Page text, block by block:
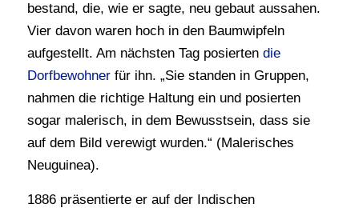
bestand, die, wie er sagte, neu gebaut aussahen.
Vier davon waren hoch in den Baumwipfeln
aufgestellt. Am nächsten Tag posierten die
Dorfbewohnerfür ihn. „Sie standen in Gruppen,
nahmen die richtige Haltung ein und posierten
sogar malerisch, in dem Bewusstsein, dass sie
auf dem Bild verewigt wurden.“ (Malerisches
Neuguinea).
1886 präsentierte er auf der Indischen